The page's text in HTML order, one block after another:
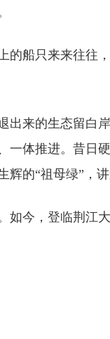
的船只来来往往
出来的生态留白
一体推进。昔日
的“祖母绿”，
如今，登临荆江